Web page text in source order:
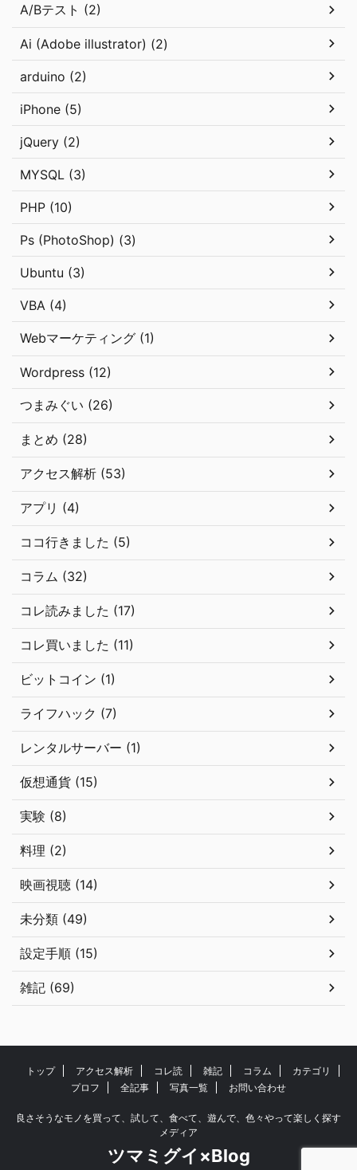
A/Bテスト (2)
Ai (Adobe illustrator) (2)
arduino (2)
iPhone (5)
jQuery (2)
MYSQL (3)
PHP (10)
Ps (PhotoShop) (3)
Ubuntu (3)
VBA (4)
Webマーケティング (1)
Wordpress (12)
つまみぐい (26)
まとめ (28)
アクセス解析 (53)
アプリ (4)
ココ行きました (5)
コラム (32)
コレ読みました (17)
コレ買いました (11)
ビットコイン (1)
ライフハック (7)
レンタルサーバー (1)
仮想通貨 (15)
実験 (8)
料理 (2)
映画視聴 (14)
未分類 (49)
設定手順 (15)
雑記 (69)
トップ アクセス解析 コレ読 雑記 コラム
カテゴリ
プロフ
全記事 写真一覧 お問い合わせ
良さそうなモノを買って、試して、食べて、遊んで、色々やって楽しく探す
メディア
ツマミグイ×Blog